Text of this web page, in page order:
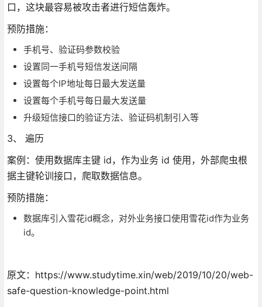
口，这块最容易被攻击者进行短信轰炸。
预防措施：
手机号、验证码参数校验
设置同一手机号短信发送间隔
设置每个IP地址每日最大发送量
设置每个手机号每日最大发送量
升级短信接口的验证方法、验证码机制引入等
3、 遍历
案例：使用数据库主键 id，作为业务 id 使用，外部爬虫根
据主键轮训接口，爬取数据信息。
预防措施：
数据库引入雪花id概念，对外业务接口使用雪花id作为业务
id。
原文：https://www.studytime.xin/web/2019/10/20/web-
safe-question-knowledge-point.html